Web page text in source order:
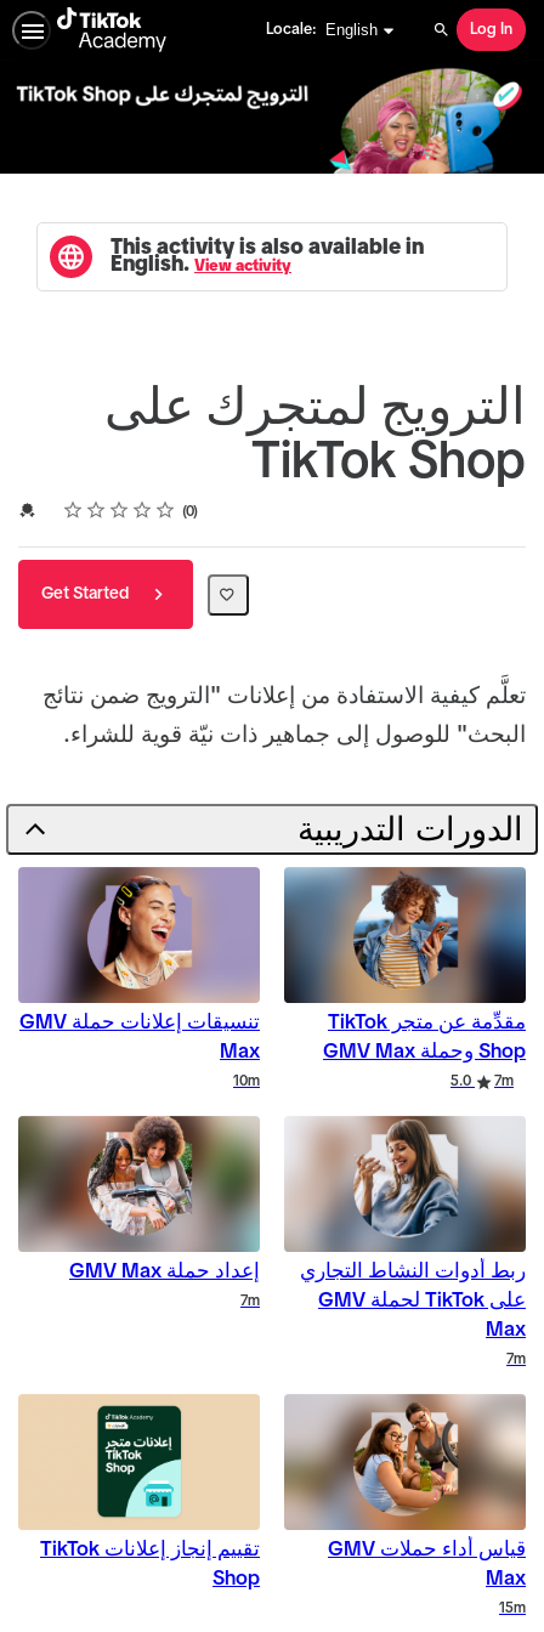
Locale:
English selected English Search
Log In
This activity is also available in
English. View activity
الترويج لمتجرك على
TikTok Shop
Credential For Completion
Rating
1 star
2 stars
3 stars
4 stars
5 stars
Average rating: 0 0
No reviews
Get Started
تعلَّم كيفية الاستفادة من إعلانات "الترويج ضمن نتائج
البحث" للوصول إلى جماهير ذات نيّة قوية للشراء.
الدورات التدريبية
مقدِّمة عن متجر TikTok
Shop وحملة GMV Max
7m
5.0
تنسيقات إعلانات حملة GMV
Max
10m
ربط أدوات النشاط التجاري
على TikTok لحملة GMV
Max
7m
إعداد حملة GMV Max
7m
قياس أداء حملات GMV
Max
15m
تقييم إنجاز إعلانات TikTok
Shop